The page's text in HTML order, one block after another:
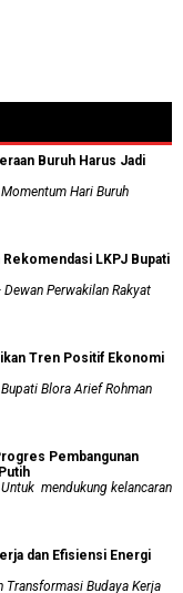
Buruh Harus Jadi
Hari Buruh
Rekomendasi LKPJ Bupati
Perwakilan Rakyat
Tren Positif Ekonomi
Blora Arief Rohman
Pembangunan
mendukung kelancaran
dan Efisiensi Energi
Transformasi Budaya Kerja